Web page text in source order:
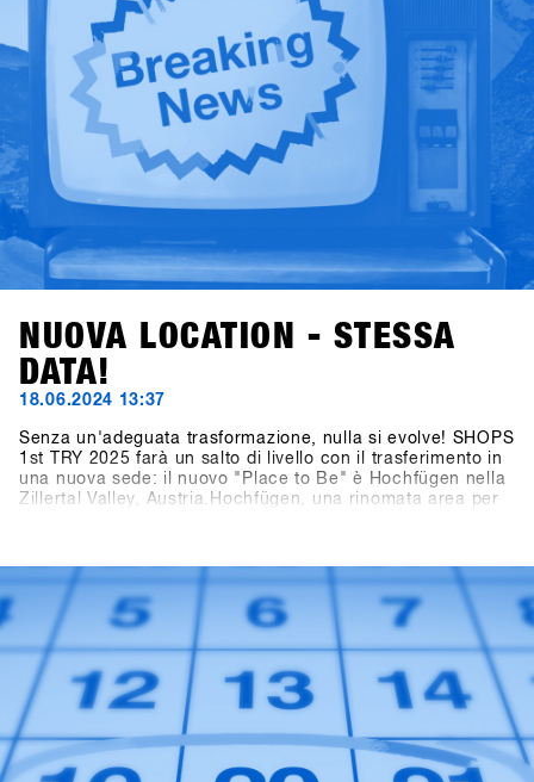
NUOVA LOCATION - STESSA
DATA!
18.06.2024 13:37
Senza un'adeguata trasformazione, nulla si evolve! SHOPS
1st TRY 2025 farà un salto di livello con il trasferimento in
una nuova sede: il nuovo "Place to Be" è Hochfügen nella
Zillertal Valley, Austria.Hochfügen, una rinomata area per
Hochfügen, offre opportunità senza precedenti per
sviluppare il più grande evento B2B di snowboard in
Europa e portare i test sulla neve ad un livello
successivo.Segnate sul calendario: le date restano dal 19
al 21 gennaio 2025. Il concept definitivo per i brand sarà
svelato alla fine di luglio, e gli inviti ai negozi saranno
spediti entro la fine di ottobre!